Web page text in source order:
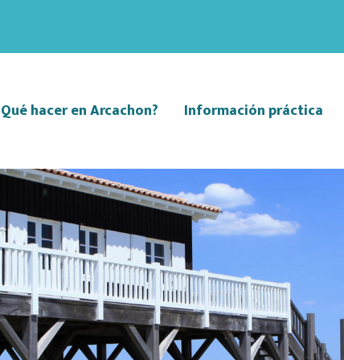
hacer en Arcachon? Información práctica